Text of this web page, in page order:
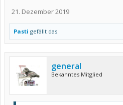
21. Dezember 2019
Pasti gefällt das.
general
Bekanntes Mitglied